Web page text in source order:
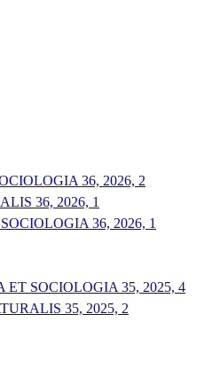
36, 2026, 2
36, 2026, 1
36, 2026, 1
SOCIOLOGIA 35, 2025, 4
35, 2025, 2